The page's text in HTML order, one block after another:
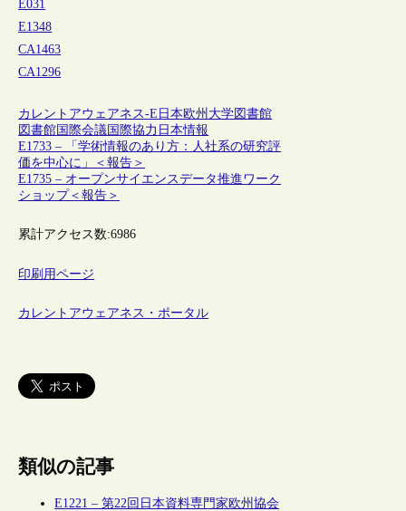
E031
E1348
CA1463
CA1296
カレントアウェアネス-E 日本欧州 大学図書館
図書館国際会議国際協力 日本情報
E1733 – 「学術情報のあり方：人社系の研究評
価を中心に」＜報告＞
E1735 – オープンサイエンスデータ推進ワーク
ショップ＜報告＞
累計アクセス数:6986
印刷用ページ
カレントアウェアネス・ポータル
類似の記事
E1221 – 第22回日本資料専門家欧州協会